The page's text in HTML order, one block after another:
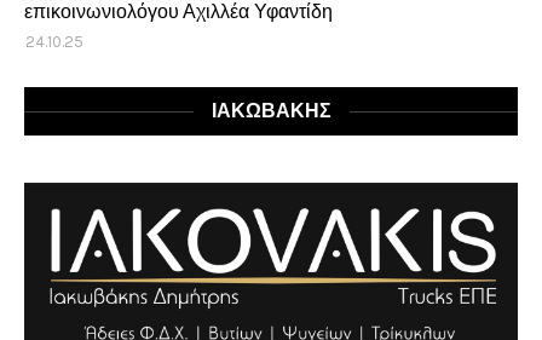
επικοινωνιολόγου Αχιλλέα Υφαντίδη
24.10.25
ΙΑΚΩΒΑΚΗΣ